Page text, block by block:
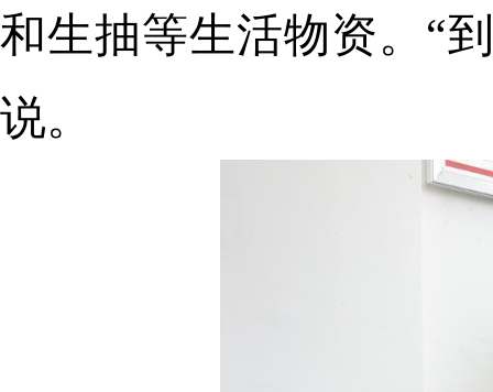
和生抽等生活物资。“
说。